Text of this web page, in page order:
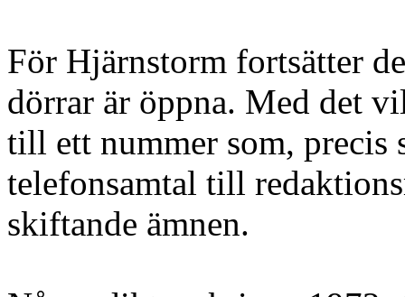
För Hjärnstorm fortsätter
dörrar är öppna. Med det
till ett nummer som, precis
telefonsamtal till
skiftande ämnen.